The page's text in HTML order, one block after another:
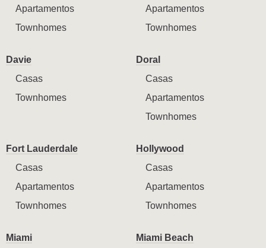
Apartamentos
Townhomes
Apartamentos
Townhomes
Davie
Casas
Townhomes
Doral
Casas
Apartamentos
Townhomes
Fort Lauderdale
Casas
Apartamentos
Townhomes
Hollywood
Casas
Apartamentos
Townhomes
Miami
Miami Beach